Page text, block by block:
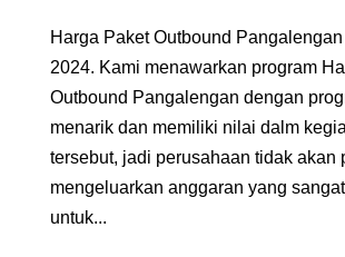
Harga Paket Outbound
2024. Kami menawarkan program
Outbound Pangalengan dengan
menarik dan memiliki nilai dalm
tersebut, jadi perusahaan tidak akan
mengeluarkan anggaran yang
untuk...